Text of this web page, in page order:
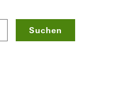
Suchen